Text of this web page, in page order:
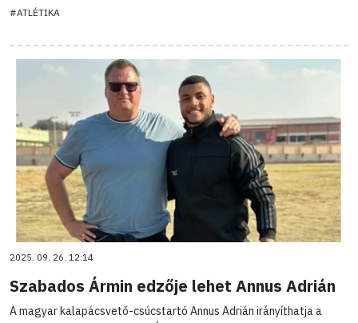
#ATLÉTIKA
2025. 09. 26. 12:14
Szabados Ármin edzője lehet Annus Adrián
A magyar kalapácsvető-csúcstartó Annus Adrián irányíthatja a